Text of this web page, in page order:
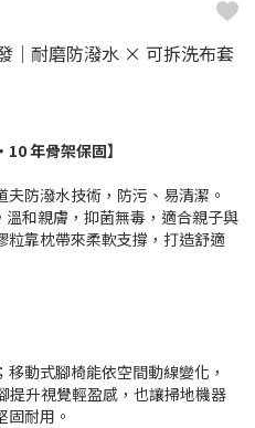
｜耐磨防潑水 × 可拆洗布套
年骨架保固】
防潑水技術，防污、易清潔。
和親膚，抑菌無毒，適合親子與
粒靠枕帶來柔軟支撐，打造舒適
動式腳椅能依空間動線變化，
提升視覺輕盈感，也讓掃地機器
固耐用。